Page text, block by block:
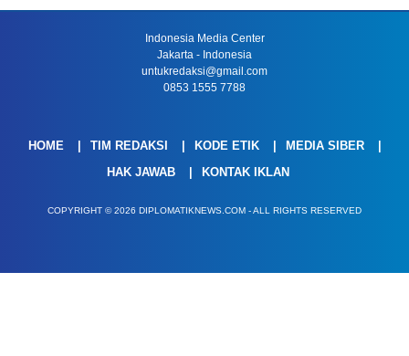
Indonesia Media Center
Jakarta - Indonesia
untukredaksi@gmail.com
0853 1555 7788
HOME TIM REDAKSI KODE ETIK
MEDIA SIBER
HAK JAWAB
KONTAK IKLAN
COPYRIGHT © 2026 DIPLOMATIKNEWS.COM - ALL RIGHTS RESERVED